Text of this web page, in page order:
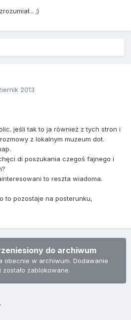
;)
2013
jeśli tak to ja również z tych stron i
z lokalnym muzeum dot.
di poszukania czegoś fajnego i
to reszta wiadoma.
to pozostaje na posterunku,
do archiwum
obecnie w archiwum. Dodawanie
zablokowane.